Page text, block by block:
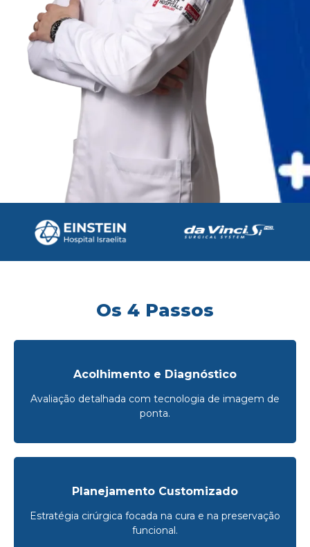
Os 4 Passos
Acolhimento e Diagnóstico
Avaliação detalhada com tecnologia de imagem de
ponta.
Planejamento Customizado
Estratégia cirúrgica focada na cura e na preservação
funcional.